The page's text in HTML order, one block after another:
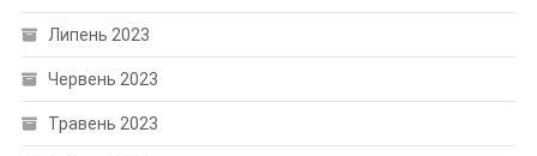
Липень 2023
Червень 2023
Травень 2023